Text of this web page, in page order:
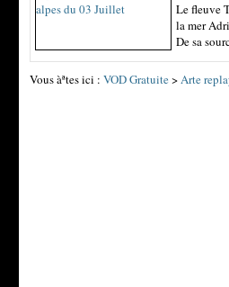
Le fleuve
la mer
De sa
Vous àªtes ici : VOD Gratuite>Arte